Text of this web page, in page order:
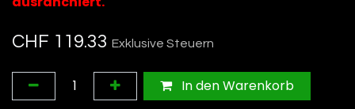
CHF 119.33 Exklusive Steuern
In den Warenkorb